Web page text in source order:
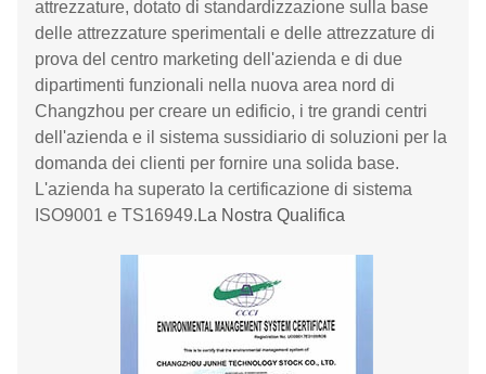
attrezzature, dotato di standardizzazione sulla base
delle attrezzature sperimentali e delle attrezzature di
prova del centro marketing dell'azienda e di due
dipartimenti funzionali nella nuova area nord di
Changzhou per creare un edificio, i tre grandi centri
dell'azienda e il sistema sussidiario di soluzioni per la
domanda dei clienti per fornire una solida base.
L'azienda ha superato la certificazione di sistema
ISO9001 e TS16949.La Nostra Qualifica